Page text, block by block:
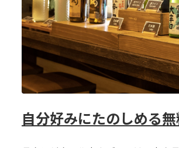
自分好みにたのしめる